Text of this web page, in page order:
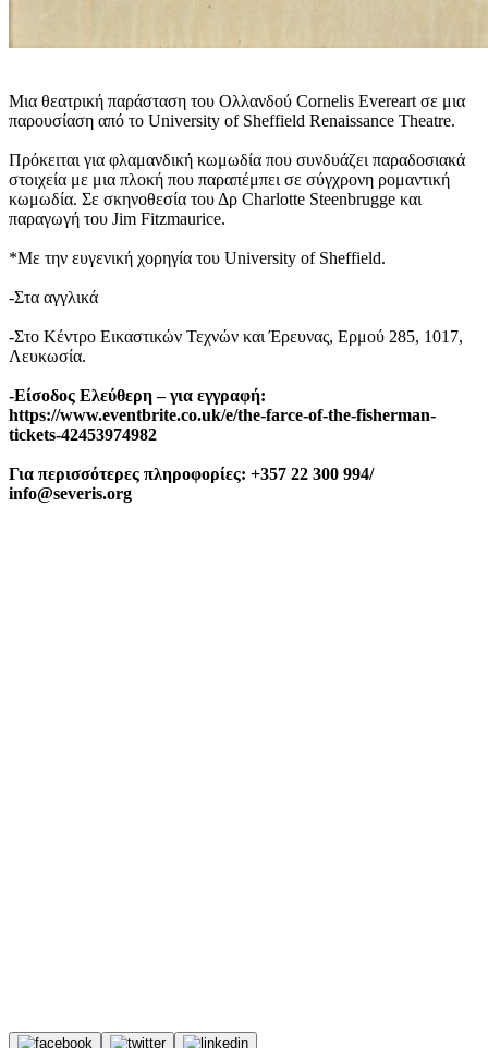
Μια θεατρική παράσταση του Ολλανδού Cornelis Evereart σε μια
παρουσίαση από το University of Sheffield Renaissance Theatre.
Πρόκειται για φλαμανδική κωμωδία που συνδυάζει παραδοσιακά
στοιχεία με μια πλοκή που παραπέμπει σε σύγχρονη ρομαντική
κωμωδία. Σε σκηνοθεσία του Δρ Charlotte Steenbrugge και
παραγωγή του Jim Fitzmaurice.
*Με την ευγενική χορηγία του University of Sheffield.
-Στα αγγλικά
-Στο Κέντρο Εικαστικών Τεχνών και Έρευνας, Ερμού 285, 1017,
Λευκωσία.
-Είσοδος Ελεύθερη – για εγγραφή:
https://www.eventbrite.co.uk/e/the-farce-of-the-fisherman-
tickets-42453974982
Για περισσότερες πληροφορίες: +357 22 300 994/
info@severis.org